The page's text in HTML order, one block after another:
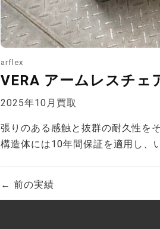
arflex
VERA アームレスチェ
2025年10月買取
張りのある感触と抜群の耐久性を
構造体には10年間保証を適用し、
← 前の実績